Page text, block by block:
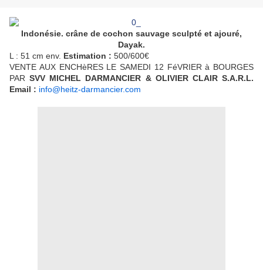
Indonésie. crâne de cochon sauvage sculpté et ajouré,
Dayak.
L : 51 cm env. Estimation : 500/600€
VENTE AUX ENCHèRES LE SAMEDI 12 FéVRIER à BOURGES
PARSVV MICHEL DARMANCIER & OLIVIER CLAIR S.A.R.L.
Email : info@heitz-darmancier.com